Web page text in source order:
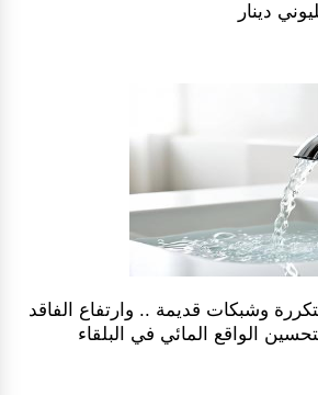
دينار
وشبكات قديمة .. وارتفاع الفاقد
الواقع المائي في البلقاء